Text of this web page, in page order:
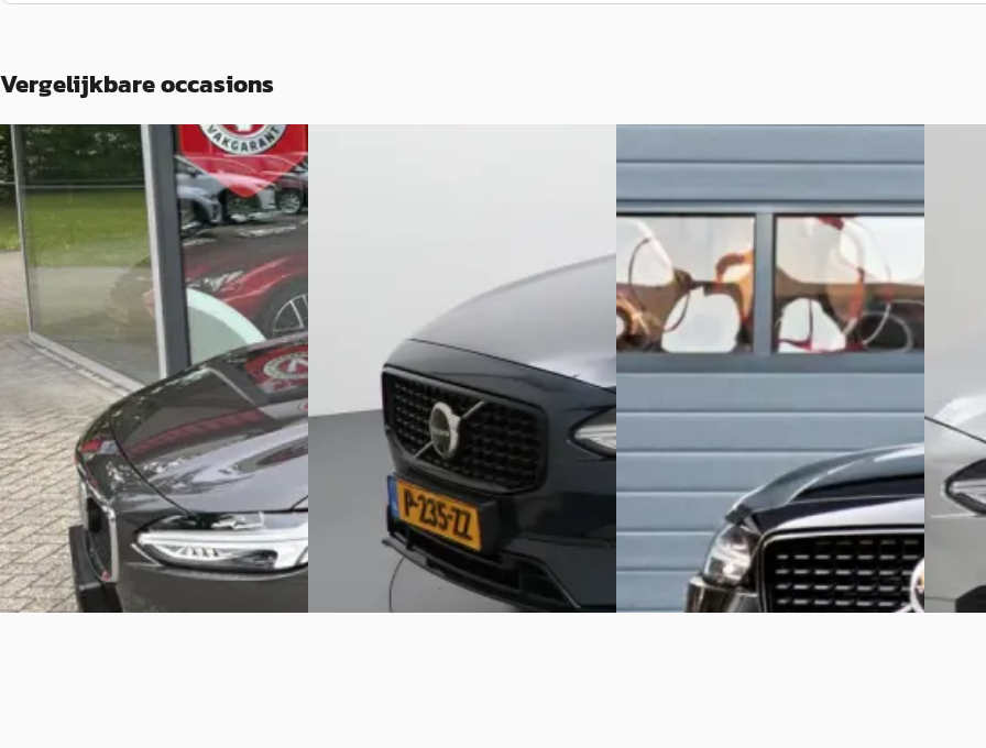
Vergelijkbare occasions
C
Volvo V90 2021
Cross Country 2.0 B5 250pk AWD Pro
Trekhaak 1e Eign. Dealer Onderhouden
€ 37.900
v.a. € 803/mnd
Boven markt
2021 · 152.956 km · Benzine · Automaat
Vakgarage· Heerde 4,6(137)
Bekijk aanbieding →
Vergelijk
Marktconform
2022 · 119.996 km · Benzine · Automaat
Broekhuis Volvo Utrecht
)
Bekijk aanbieding →
/LED/PANODAK/HARMAN-
KARDON/360
CAMERA/STOEL+STUURVERW./KEYLESS!
€ 34.950
v.a. € 741/mnd
2022 · 92.386 km · Hybride · Automaat
MGD Auto's· Krimpen aan den IJssel
Bekijk aanbieding →
2022